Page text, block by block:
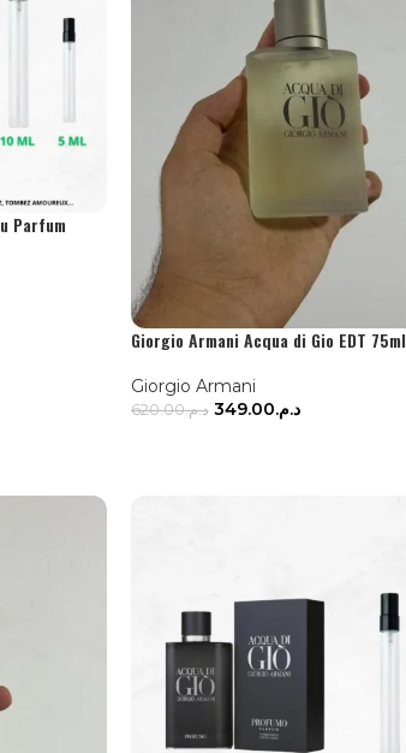
Parfum
Giorgio Armani Acqua di Gio EDT 75ml
Giorgio Armani
د.م.620.00 د.م.349.00